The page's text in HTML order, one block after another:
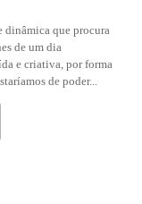
dinâmica que procura
de um dia
e criativa, por forma
de poder...